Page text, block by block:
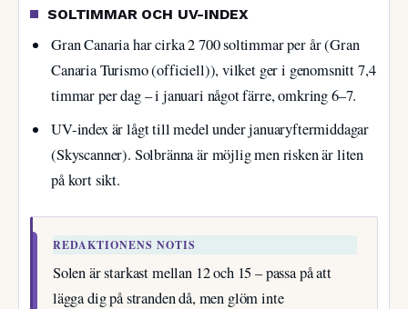
SOLTIMMAR OCH UV-INDEX
Gran Canaria har cirka 2 700 soltimmar per år (Gran
Canaria Turismo (officiell)), vilket ger i genomsnitt 7,4
timmar per dag – i januari något färre, omkring 6–7.
UV-index är lågt till medel under januaryftermiddagar
(Skyscanner). Solbränna är möjlig men risken är liten
på kort sikt.
REDAKTIONENS NOTIS
Solen är starkast mellan 12 och 15 – passa på att
lägga dig på stranden då, men glöm inte